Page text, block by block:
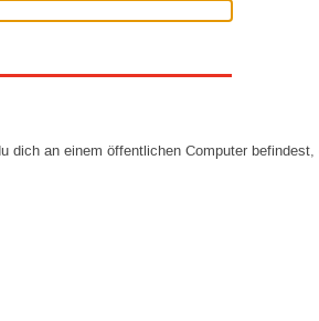
dich an einem öffentlichen Computer